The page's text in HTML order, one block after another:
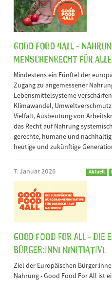
Good Food 4All -
Menschenrecht für
Mindestens ein Fünftel der
Zugang zu angemessener
Lebensmittelsysteme
Klimawandel,
Vielfalt, Ausbeutung von
das Recht auf Nahrung
gerechte, humane und
heutige und zukünftige
7. Januar 2026 Aktuell
GOOD FOOD FOR ALL -
Bürger:inneninitiative
Ziel der Europäischen
Nahrung - Good Food For All ist